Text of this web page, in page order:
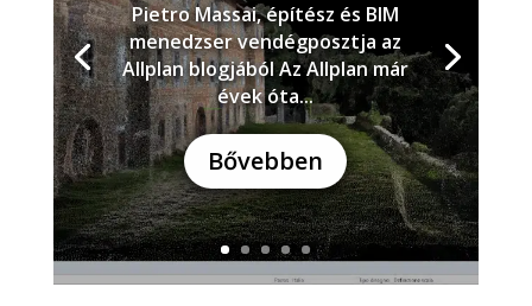
Pietro Massai, építész és BIM
menedzser vendégposztja az
Allplan blogjából Az Allplan már
évek óta...
Bővebben